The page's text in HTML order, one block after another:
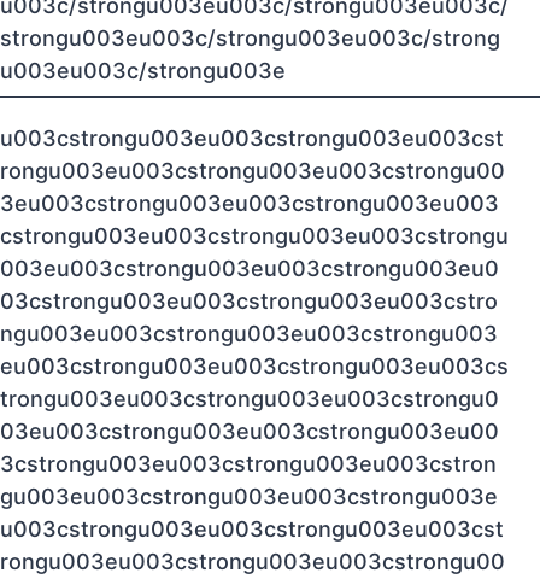
u003c/strongu003eu003c/strongu003eu003c/
strongu003eu003c/strongu003eu003c/strong
u003eu003c/strongu003e
u003cstrongu003eu003cstrongu003eu003cst
rongu003eu003cstrongu003eu003cstrongu00
3eu003cstrongu003eu003cstrongu003eu003
cstrongu003eu003cstrongu003eu003cstrongu
003eu003cstrongu003eu003cstrongu003eu0
03cstrongu003eu003cstrongu003eu003cstro
ngu003eu003cstrongu003eu003cstrongu003
eu003cstrongu003eu003cstrongu003eu003cs
trongu003eu003cstrongu003eu003cstrongu0
03eu003cstrongu003eu003cstrongu003eu00
3cstrongu003eu003cstrongu003eu003cstron
gu003eu003cstrongu003eu003cstrongu003e
u003cstrongu003eu003cstrongu003eu003cst
rongu003eu003cstrongu003eu003cstrongu00